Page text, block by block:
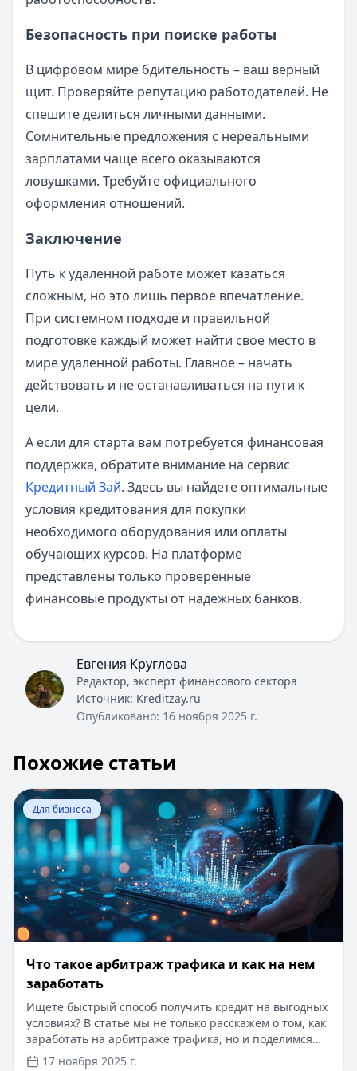
Безопасность при поиске работы
В цифровом мире бдительность – ваш верный
щит. Проверяйте репутацию работодателей. Не
спешите делиться личными данными.
Сомнительные предложения с нереальными
зарплатами чаще всего оказываются
ловушками. Требуйте официального
оформления отношений.
Заключение
Путь к удаленной работе может казаться
сложным, но это лишь первое впечатление.
При системном подходе и правильной
подготовке каждый может найти свое место в
мире удаленной работы. Главное – начать
действовать и не останавливаться на пути к
цели.
А если для старта вам потребуется финансовая
поддержка, обратите внимание на сервис
Кредитный Зай. Здесь вы найдете оптимальные
условия кредитования для покупки
необходимого оборудования или оплаты
обучающих курсов. На платформе
представлены только проверенные
финансовые продукты от надежных банков.
Евгения Круглова
Редактор, эксперт финансового сектора
Источник: Kreditzay.ru
Опубликовано: 16 ноября 2025 г.
Похожие статьи
Перейти к статье:Что такое арбитраж трафика и как
Для бизнеса
Что такое арбитраж трафика и как на нем
заработать
Ищете быстрый способ получить кредит на выгодных
условиях? В статье мы не только расскажем о том, как
заработать на арбитраже трафика, но и поделимся
информацией о кредитах от надежных банков с
17 ноября 2025 г.